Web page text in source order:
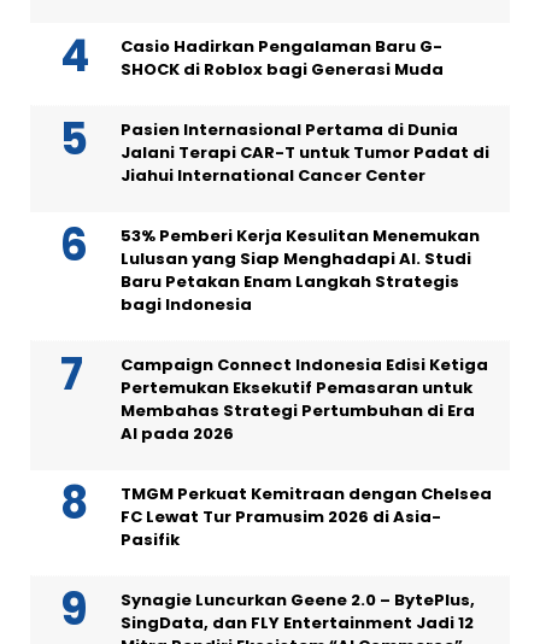
Casio Hadirkan Pengalaman Baru G-
SHOCK di Roblox bagi Generasi Muda
Pasien Internasional Pertama di Dunia
Jalani Terapi CAR-T untuk Tumor Padat di
Jiahui International Cancer Center
53% Pemberi Kerja Kesulitan Menemukan
Lulusan yang Siap Menghadapi AI. Studi
Baru Petakan Enam Langkah Strategis
bagi Indonesia
Campaign Connect Indonesia Edisi Ketiga
Pertemukan Eksekutif Pemasaran untuk
Membahas Strategi Pertumbuhan di Era
AI pada 2026
TMGM Perkuat Kemitraan dengan Chelsea
FC Lewat Tur Pramusim 2026 di Asia-
Pasifik
Synagie Luncurkan Geene 2.0 – BytePlus,
SingData, dan FLY Entertainment Jadi 12